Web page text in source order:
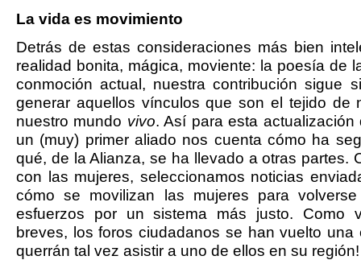
La vida es movimiento
Detrás de estas consideraciones más bien
realidad bonita, mágica, moviente: la poesía de
conmoción actual, nuestra contribución sigue
generar aquellos vínculos que son el tejido de
nuestro mundo vivo. Así para esta
un (muy) primer aliado nos cuenta cómo ha
qué, de la Alianza, se ha llevado a otras partes.
con las mujeres, seleccionamos noticias
cómo se movilizan las mujeres para
esfuerzos por un sistema más justo. Como
breves, los foros ciudadanos se han vuelto una
querrán tal vez asistir a uno de ellos en su región!